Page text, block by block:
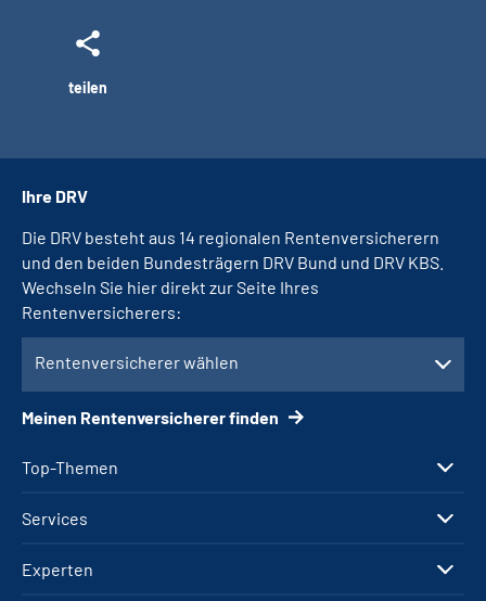
teilen
Top-Themen
Services
Experten
Ihre DRV
Die DRV besteht aus 14 regionalen Rentenversicherern
und den beiden Bundesträgern DRV Bund und DRV KBS.
Wechseln Sie hier direkt zur Seite Ihres
Rentenversicherers:
Rentenversicherer wählen
Meinen Rentenversicherer finden